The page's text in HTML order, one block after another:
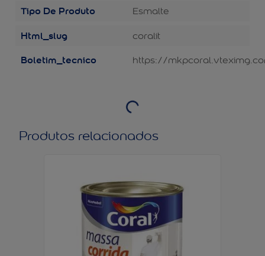
Tipo De Produto Esmalte
Html_slug coralit
Boletim_tecnico https://
Produtos relacionados